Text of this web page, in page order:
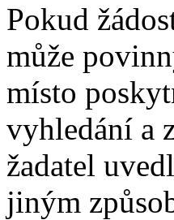
Pokud
může
místo
vyhledání a
žadatel
jiným